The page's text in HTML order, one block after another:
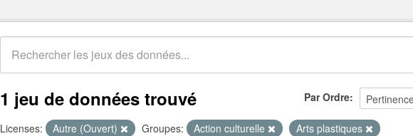
Par Ordre
1 jeu de données trouvé
Licenses: Autre (Ouvert) Groupes: Action culturelle
Arts plastiques